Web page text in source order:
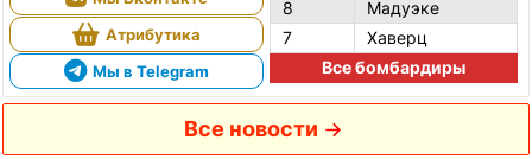
Атрибутика
Мы в Telegram
8
Мадуэке
7
Хаверц
Все бомбардиры
Все новости